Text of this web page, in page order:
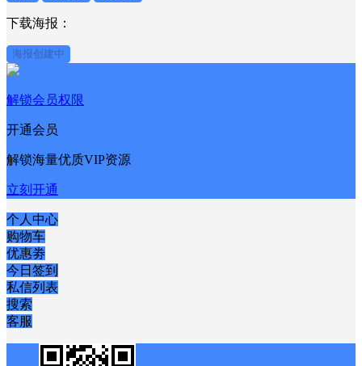
下载海报：
海报创建中
解锁会员权限
开通会员
解锁海量优质VIP资源
立刻开通
个人中心
购物车
优惠劵
今日签到
私信列表
搜索
客服